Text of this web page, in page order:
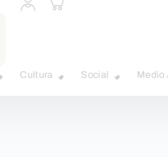
a
carrito
Cultura Social Medio